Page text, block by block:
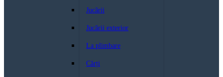
Jucării
Jucării exterior
La plimbare
Cărți